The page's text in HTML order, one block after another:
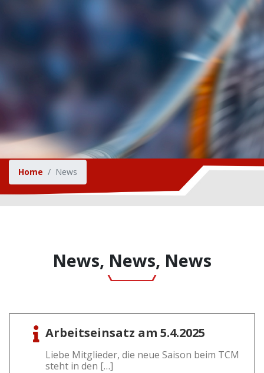
Home News
News, News, News
Arbeitseinsatz am 5.4.2025
Liebe Mitglieder, die neue Saison beim TCM
steht in den […]